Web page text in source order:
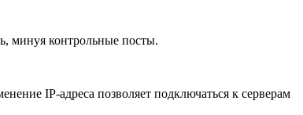
минуя контрольные посты.
IP-адреса позволяет подключаться к серверам